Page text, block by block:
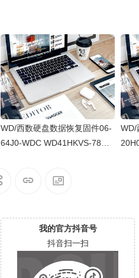
WD/西数硬盘数据恢复固件06-
64J0-WDC WD41HKVS-78AU
WD/
我的官方抖音号
抖音扫一扫